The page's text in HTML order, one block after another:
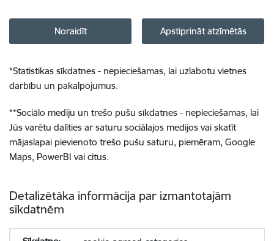
Noraidīt Apstiprināt atzīmētās
*Statistikas sīkdatnes - nepieciešamas, lai uzlabotu vietnes
darbību un pakalpojumus.
**Sociālo mediju un trešo pušu sīkdatnes - nepieciešamas, lai
Jūs varētu dalīties ar saturu sociālajos medijos vai skatīt
mājaslapai pievienoto trešo pušu saturu, piemēram, Google
Maps, PowerBI vai citus.
Detalizētāka informācija par izmantotajām
sīkdatnēm